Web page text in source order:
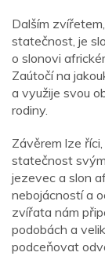
Dalším
statečnost, je
o slonovi
Zaútočí na
a využije svou
rodiny.
Závěrem lze
statečnost
jezevec a slon
nebojácností a
zvířata nám
podobách a
podceňovat